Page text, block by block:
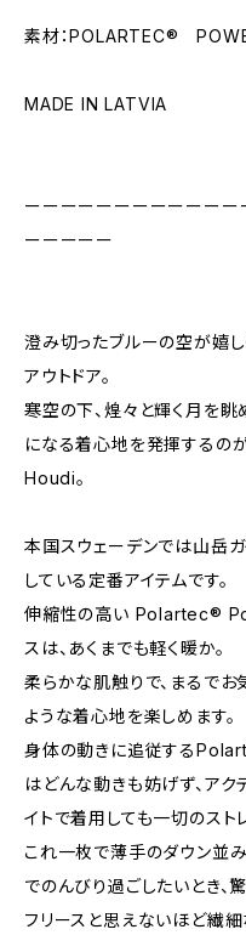
素材：POLARTEC®
MADE IN LATVIA
ーーーーーーーーーーー
ーーーーー
澄み切ったブルーの空が嬉
アウトドア。
寒空の下、煌々と輝く月を
になる着心地を発揮するの
Houdi。
本国スウェーデンでは山岳
している定番アイテムです。
伸縮性の高い Polartec®
スは、あくまでも軽く暖か。
柔らかな肌触りで、まるで
ような着心地を楽しめます。
身体の動きに追従する
はどんな動きも妨げず、アク
イトで着用しても一切のスト
これ一枚で薄手のダウン並
でのんびり過ごしたいとき、
フリースと思えないほど繊